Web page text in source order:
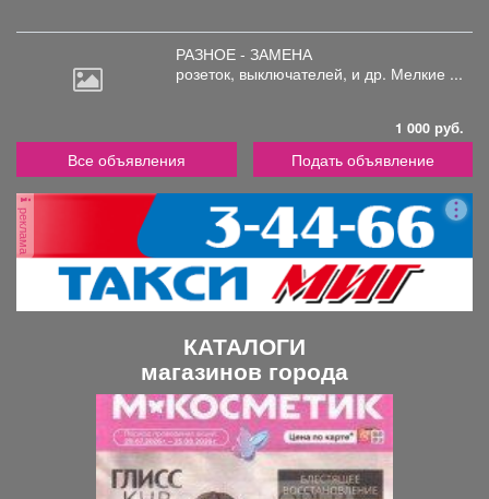
РАЗНОЕ - ЗАМЕНА
розеток, выключателей, и др. Мелкие ...
1 000 руб.
Все объявления Подать объявление
реклама
КАТАЛОГИ
магазинов города